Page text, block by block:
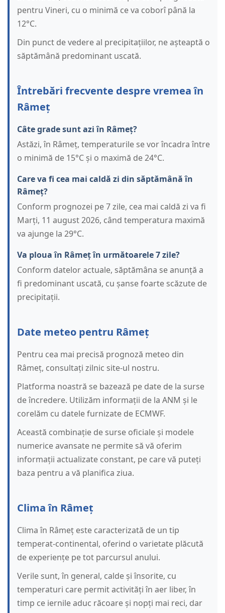
pentru Vineri, cu o minimă ce va coborî până la
12°C.
Din punct de vedere al precipitațiilor, ne așteaptă o
săptămână predominant uscată.
Întrebări frecvente despre vremea în
Râmeț
Câte grade sunt azi în Râmeț?
Astăzi, în Râmeț, temperaturile se vor încadra între
o minimă de 15°C și o maximă de 24°C.
Care va fi cea mai caldă zi din săptămână în
Râmeț?
Conform prognozei pe 7 zile, cea mai caldă zi va fi
Marți, 11 august 2026, când temperatura maximă
va ajunge la 29°C.
Va ploua în Râmeț în următoarele 7 zile?
Conform datelor actuale, săptămâna se anunță a
fi predominant uscată, cu șanse foarte scăzute de
precipitații.
Date meteo pentru Râmeț
Pentru cea mai precisă prognoză meteo din
Râmeț, consultați zilnic site-ul nostru.
Platforma noastră se bazează pe date de la surse
de încredere. Utilizăm informații de la ANM și le
corelăm cu datele furnizate de ECMWF.
Această combinație de surse oficiale și modele
numerice avansate ne permite să vă oferim
informații actualizate constant, pe care vă puteți
baza pentru a vă planifica ziua.
Clima în Râmeț
Clima în Râmeț este caracterizată de un tip
temperat-continental, oferind o varietate plăcută
de experiențe pe tot parcursul anului.
Verile sunt, în general, calde și însorite, cu
temperaturi care permit activități în aer liber, în
timp ce iernile aduc răcoare și nopți mai reci, dar